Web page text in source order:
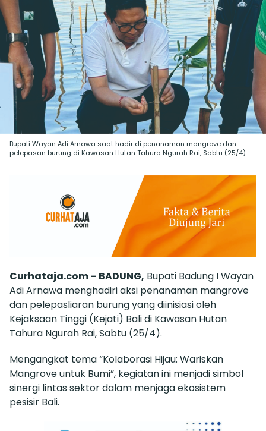
Bupati Wayan Adi Arnawa saat hadir di penanaman mangrove dan
pelepasan burung di Kawasan Hutan Tahura Ngurah Rai, Sabtu (25/4).
Curhataja.com – BADUNG, Bupati Badung I Wayan
Adi Arnawa menghadiri aksi penanaman mangrove
dan pelepasliaran burung yang diinisiasi oleh
Kejaksaan Tinggi (Kejati) Bali di Kawasan Hutan
Tahura Ngurah Rai, Sabtu (25/4).
Mengangkat tema “Kolaborasi Hijau: Wariskan
Mangrove untuk Bumi”, kegiatan ini menjadi simbol
sinergi lintas sektor dalam menjaga ekosistem
pesisir Bali.